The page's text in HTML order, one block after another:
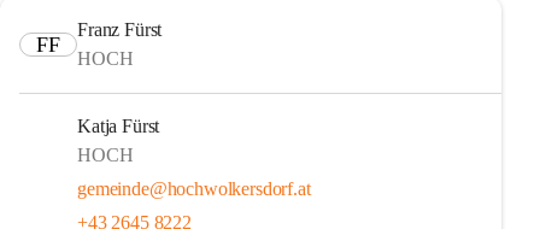
FF
Franz Fürst
HOCH
Katja Fürst
HOCH
gemeinde@hochwolkersdorf.at
+43 2645 8222